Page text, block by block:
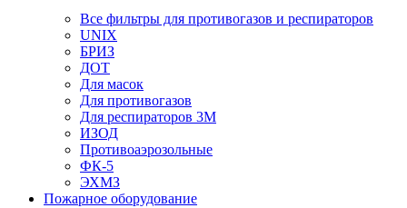
Все фильтры для противогазов и респираторов
UNIX
БРИЗ
ДОТ
Для масок
Для противогазов
Для респираторов 3М
ИЗОД
Противоаэрозольные
ФК-5
ЭХМЗ
Пожарное оборудование